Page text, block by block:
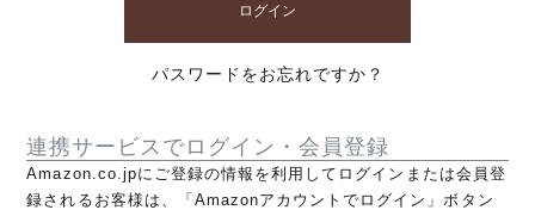
ログイン
パスワードをお忘れですか？
連携サービスでログイン・会員登録
Amazon.co.jpにご登録の情報を利用してログインまたは会員登
録されるお客様は、「Amazonアカウントでログイン」ボタン